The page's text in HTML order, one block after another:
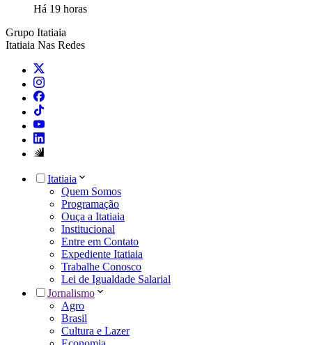
Há 19 horas
Grupo Itatiaia
Itatiaia Nas Redes
Itatiaia
Quem Somos
Programação
Ouça a Itatiaia
Institucional
Entre em Contato
Expediente Itatiaia
Trabalhe Conosco
Lei de Igualdade Salarial
Jornalismo
Agro
Brasil
Cultura e Lazer